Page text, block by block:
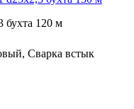
бухта 120 м
Сварка встык